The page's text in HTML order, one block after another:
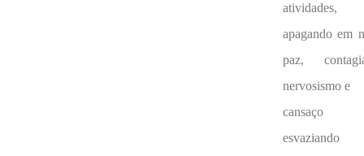
atividades,
apagando em
paz,
nervosismo e